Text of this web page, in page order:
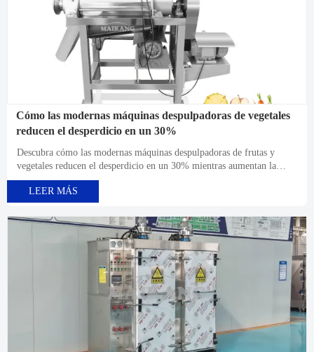
Cómo las modernas máquinas despulpadoras de vegetales
reducen el desperdicio en un 30%
Descubra cómo las modernas máquinas despulpadoras de frutas y
vegetales reducen el desperdicio en un 30% mientras aumentan la
eficiencia. La tecnología avanzada de Zhucheng Maikang maximiza el
rendimiento y ofrece soluciones sostenibles para los procesadores de
alimentos.
LEER MÁS